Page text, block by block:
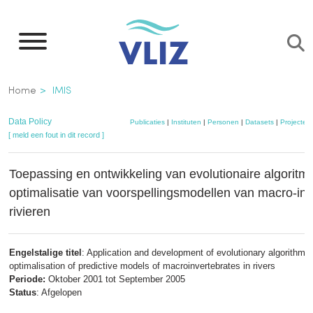
naar
inhoud
gaan
Kruimelpad
Home IMIS
Data Policy Publicaties | Instituten | Personen | Datasets | Projecten
[ meld een fout in dit record ]
Toepassing en ontwikkeling van evolutionaire
optimalisatie van voorspellingsmodellen van macro-
rivieren
Engelstalige titel : Application and development of evolutionary algorithms
optimalisation of predictive models of macroinvertebrates in rivers
Periode: Oktober 2001 tot September 2005
Status: Afgelopen